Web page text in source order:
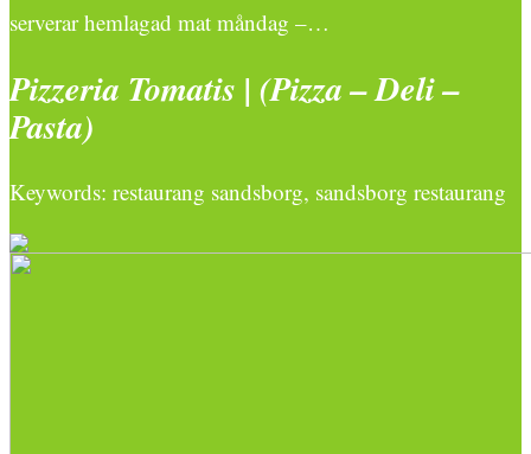
serverar hemlagad mat måndag –…
Pizzeria Tomatis | (Pizza – Deli –
Pasta)
Keywords: restaurang sandsborg, sandsborg restaurang